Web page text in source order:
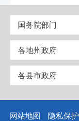
国务院部门
各地州政府
各县市政府
网站地图 隐私保护